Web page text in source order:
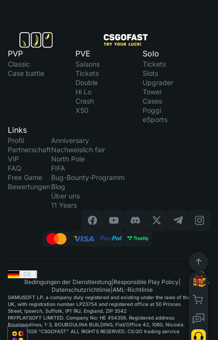
PVP
Classic
Case battle
PVE
Saisons
Tickets
Double
Hi Lo
Crash
X50
Solo
Tickets
Slots
Upgrader
Tower
Cases
Poggi
eSports
Links
Profil
Partnerschaft
VIP
FAQ
Free Game
Bewertungen
Anniversary
Nachweislich fair
North Pole
FIFA
Bug-Bounty-Programm
Blog
Über uns
11 Years
DE
Bedingungen der Dienstleistung| Responsible Play Policy|
Datenschutzrichtlinie AML-Richtlinie
GAMUSOFT LP, a company duly registered and existing under the laws of the
UK, with registration number LP23754 and registered office at 50 Princes
Street, Ipswich, Suffolk, IP1 1RJ, England, ZIP 3542
PAYPLAYSOFT LIMITED. Company No: HE 454356. Registered address:
Boumpoulinas, 1-3, BOUBOULINA BUILDING, Flat/Office 42, 1060, Nicosia.
©2015-2026 "CSGOFAST" ALL RIGHTS RESERVED. CS:GO trading service